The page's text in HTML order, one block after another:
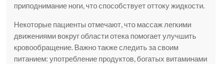
приподнимание ноги, что способствует оттоку жидкости.
Некоторые пациенты отмечают, что массаж легкими
движениями вокруг области отека помогает улучшить
кровообращение. Важно также следить за своим
питанием: употребление продуктов, богатых витаминами